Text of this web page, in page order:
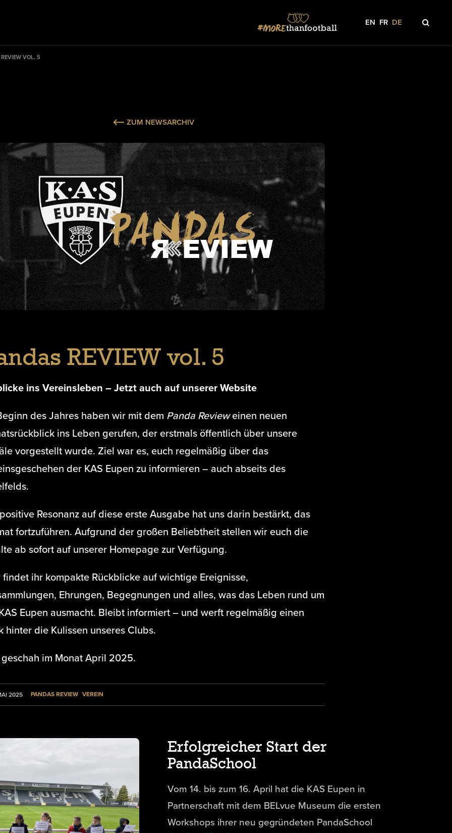
EN FR DE
VOL. 5
ZUM NEWSARCHIV
REVIEW vol. 5
ins Vereinsleben – Jetzt auch auf unserer Website
des Jahres haben wir mit dem Panda Revieweinen neuen
ins Leben gerufen, der erstmals öffentlich über unsere
vorgestellt wurde. Ziel war es, euch regelmäßig über das
der KAS Eupen zu informieren – auch abseits des
Resonanz auf diese erste Ausgabe hat uns darin bestärkt, das
fortzuführen. Aufgrund der großen Beliebtheit stellen wir euch die
ab sofort auf unserer Homepage zur Verfügung.
findet ihr kompakte Rückblicke auf wichtige Ereignisse,
Ehrungen, Begegnungen und alles, was das Leben rund um
Eupen ausmacht. Bleibt informiert – und werft regelmäßig einen
hinter die Kulissen unseres Clubs.
geschah im Monat April 2025.
2025 PANDAS REVIEW VEREIN
Erfolgreicher Start der
PandaSchool
Vom 14. bis zum 16. April hat die KAS Eupen in
Partnerschaft mit dem BELvue Museum die ersten
Workshops ihrer neu gegründeten PandaSchool